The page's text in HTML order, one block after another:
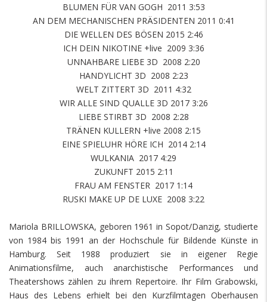
BLUMEN FÜR VAN GOGH 2011 3:53
AN DEM MECHANISCHEN PRÄSIDENTEN 2011 0:41
DIE WELLEN DES BÖSEN 2015 2:46
ICH DEIN NIKOTINE +live 2009 3:36
UNNAHBARE LIEBE 3D 2008 2:20
HANDYLICHT 3D 2008 2:23
WELT ZITTERT 3D 2011 4:32
WIR ALLE SIND QUALLE 3D 2017 3:26
LIEBE STIRBT 3D 2008 2:28
TRÄNEN KULLERN +live 2008 2:15
EINE SPIELUHR HÖRE ICH 2014 2:14
WULKANIA 2017 4:29
ZUKUNFT 2015 2:11
FRAU AM FENSTER 2017 1:14
RUSKI MAKE UP DE LUXE 2008 3:22
Mariola BRILLOWSKA, geboren 1961 in Sopot/Danzig, studierte
von 1984 bis 1991 an der Hochschule für Bildende Künste in
Hamburg. Seit 1988 produziert sie in eigener Regie
Animationsfilme, auch anarchistische Performances und
Theatershows zählen zu ihrem Repertoire. Ihr Film Grabowski,
Haus des Lebens erhielt bei den Kurzfilmtagen Oberhausen